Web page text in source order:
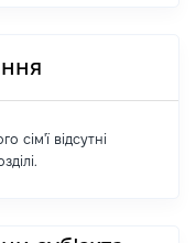
сім'ї відсутні